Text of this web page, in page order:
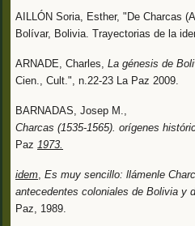
AILLÓN Soria, Esther, "De Charcas
Bolívar, Bolivia. Trayectorias de la
ARNADE, Charles, La génesis de
Cien., Cult.", n.22-23 La Paz 2009.
BARNADAS, Josep M.,
Charcas (1535-1565). orígenes
Paz 1973.
idem Es muy sencillo: llámenle
antecedentes coloniales de Bolivia y
Paz, 1989.